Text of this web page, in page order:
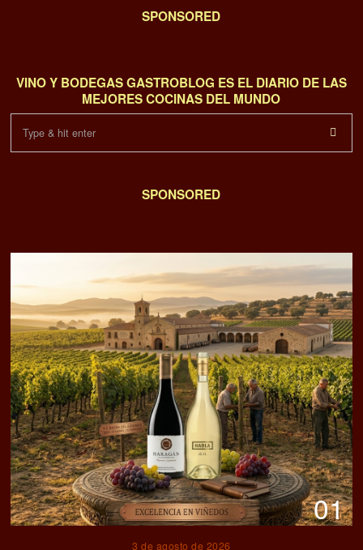
SPONSORED
VINO Y BODEGAS GASTROBLOG ES EL DIARIO DE LAS
MEJORES COCINAS DEL MUNDO
SPONSORED
01
3 de agosto de 2026